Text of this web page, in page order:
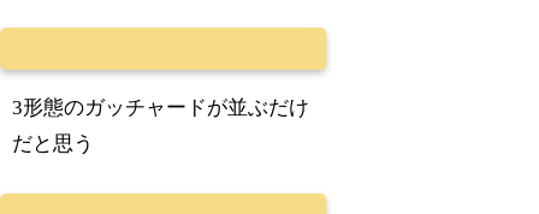
3形態のガッチャードが並ぶだけ
だと思う